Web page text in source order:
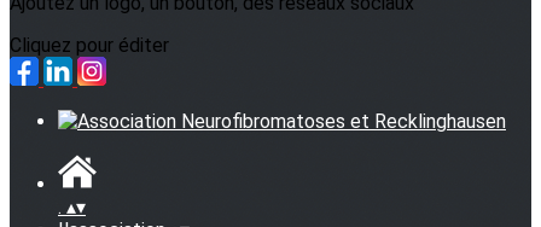
Cliquez pour éditer
. ▴▾